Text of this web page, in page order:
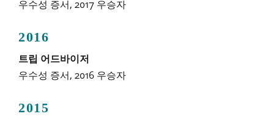
우수성 증서, 2017 우승자
2016
트립 어드바이저
우수성 증서, 2016 우승자
2015